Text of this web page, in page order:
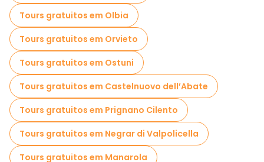
Tours gratuitos em Olbia
Tours gratuitos em Orvieto
Tours gratuitos em Ostuni
Tours gratuitos em Castelnuovo dell’Abate
Tours gratuitos em Prignano Cilento
Tours gratuitos em Negrar di Valpolicella
Tours gratuitos em Manarola